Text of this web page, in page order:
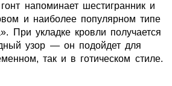
напоминает шестигранник и
и наиболее популярном типе
При укладке кровли получается
узор — он подойдет для
так и в готическом стиле.